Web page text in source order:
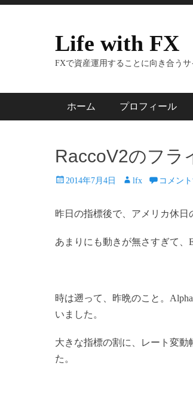
テ
ン
ツ
キ
Life with FX
FXで資産運用することに向き合うサ
メインメニュー
ン
ツ
へ
キ
プ
ホーム プロフィール
RaccoV2のフラ
投
日
2014年7月4日
投 lfx コメン
昨日の指標後で、アメリカ休日
あまりにも動きが無さすぎて、
時は遡って、昨晩のこと。
いました。
大きな指標の割に、レート変動
た。